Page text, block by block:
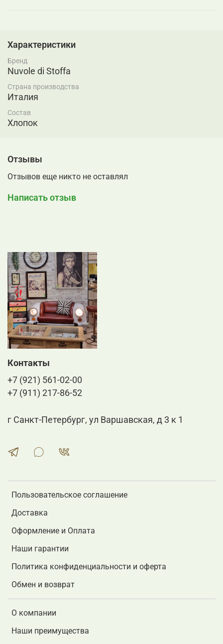
Характеристики
Бренд
Nuvole di Stoffa
Страна производства
Италия
Состав
Хлопок
Отзывы
Отзывов еще никто не оставлял
Написать отзыв
Пользовательское соглашение
Доставка
Оформление и Оплата
Наши гарантии
Политика конфиденциальности и оферта
Обмен и возврат
О компании
Наши преимущества
Контакты
+7 (921) 561-02-00
+7 (911) 217-86-52
г Санкт-Петербург, ул Варшавская, д 3 к 1